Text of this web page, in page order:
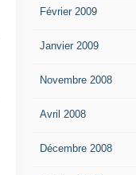
Février 2009
Janvier 2009
Novembre 2008
Avril 2008
Décembre 2008